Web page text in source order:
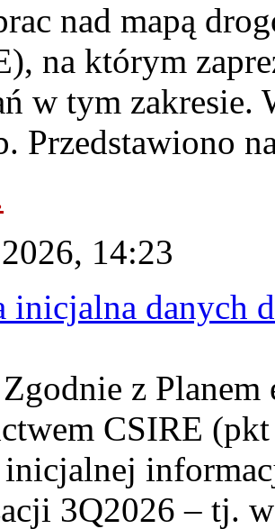
nad mapą
na którym
w tym zakresie.
Przedstawiono
14:23
inicjalna danych
z
CSIRE
3Q2026 – tj.